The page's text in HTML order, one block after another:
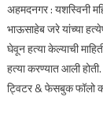
अहमदनगर : यशस्विनी
भाऊसाहेब जरे यांच्या
घेवून हत्या केल्याची
हत्या करण्यात आली
ट्विटर & फेसबुक फॉलो